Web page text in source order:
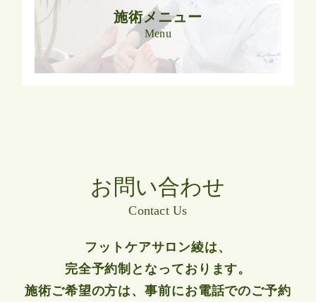
施術メニュー
Menu
お問い合わせ
Contact Us
フットケアサロン綾は、
完全予約制となっております。
施術ご希望の方は、事前にお電話でのご予約